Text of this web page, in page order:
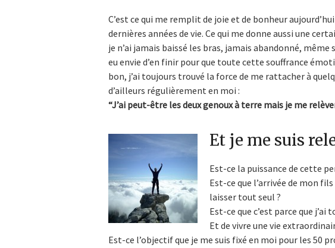
C’est ce qui me remplit de joie et de bonheur
dernières années de vie. Ce qui me donne aussi une
je n’ai jamais baissé les bras, jamais abandonné,
eu envie d’en finir pour que toute cette souffrance
bon, j’ai toujours trouvé la force de me rattacher à
d’ailleurs régulièrement en moi :
“J’ai peut-être les deux genoux à terre mais je me
Et je me suis
Est-ce la puissance de cette
Est-ce que l’arrivée de mon
laisser tout seul ?
Est-ce que c’est parce que j’ai
Et de vivre une vie
Est-ce l’objectif que je me suis fixé en moi pour les 50